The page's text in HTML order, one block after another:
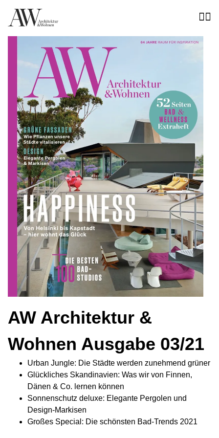
AW Architektur &
Wohnen Ausgabe 03/21
Urban Jungle: Die Städte werden zunehmend grüner
Glückliches Skandinavien: Was wir von Finnen,
Dänen & Co. lernen können
Sonnenschutz deluxe: Elegante Pergolen und
Design-Markisen
Großes Special: Die schönsten Bad-Trends 2021